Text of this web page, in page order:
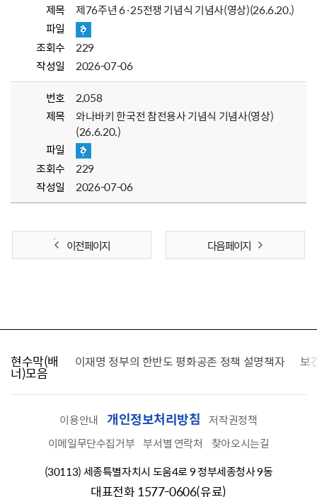
제목
제76주년 6·25전쟁 기념식 기념사(영상)(26.6.20.)
파일
조회수
229
작성일
2026-07-06
번호
2,058
제목
와나바키 한국전 참전용사 기념식 기념사(영상)
(26.6.20.)
파일
조회수
229
작성일
2026-07-06
이전 페이지 다음 페이지
현수막(배
너)모음
찾습니다 이재명 정부의 한반도 평화공존 정책 설명책자 보
이용안내 개인정보처리방침
저작권정책
이메일무단수집거부 부서별 연락처
찾아오시는길
(30113) 세종특별자치시 도움4로 9 정부세종청사 9동
대표전화 1577-0606(유료)